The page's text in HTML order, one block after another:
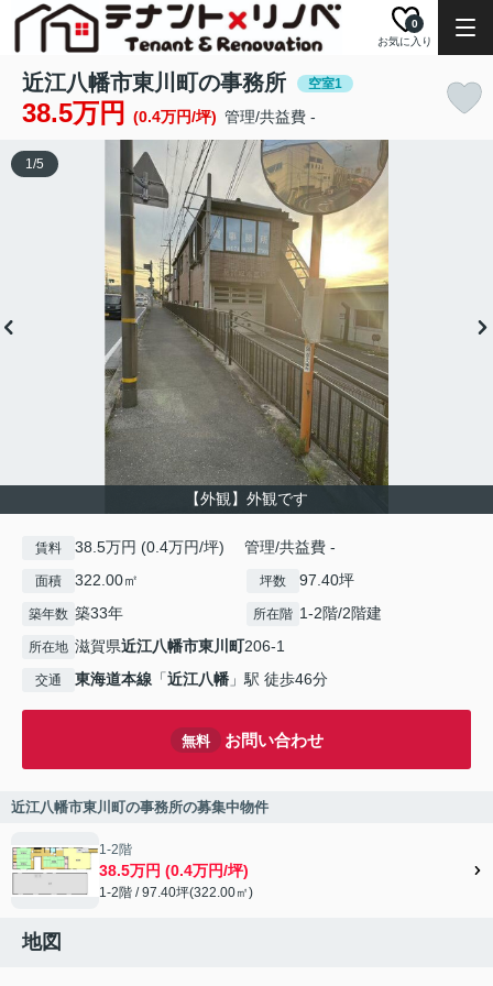
お気に入り
0
近江八幡市東川町の事務所 空室1
38.5万円 (0.4万円/坪) 管理/共益費 -
【外観】外観です
1/5
賃料 38.5万円 (0.4万円/坪) 管理/共益費 -
面積 322.00㎡ 坪数 97.40坪
築年数 築33年 所在階 1-2階/2階建
所在地 滋賀県近江八幡市東川町206-1
交通 東海道本線 「近江八幡 」駅 徒歩46分
無料 お問い合わせ
近江八幡市東川町の事務所の募集中物件
1-2階
38.5万円 (0.4万円/坪)
1-2階 / 97.40坪(322.00㎡)
地図